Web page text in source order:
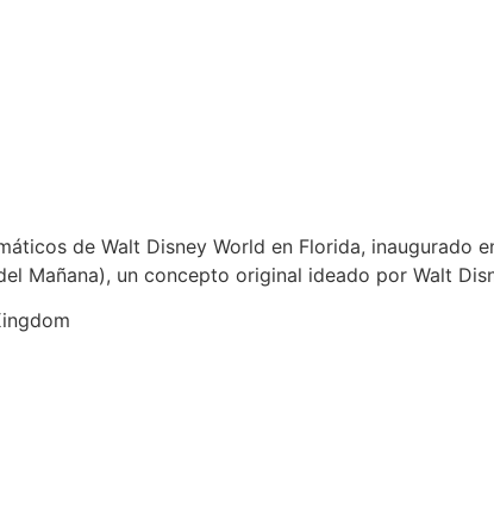
de Walt Disney World en Florida,
Mañana), un concepto original ideado por Walt